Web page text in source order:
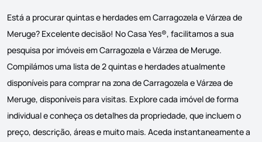
Está a procurar quintas e herdades em Carragozela e Várzea de
Meruge? Excelente decisão! No Casa Yes®, facilitamos a sua
pesquisa por imóveis em Carragozela e Várzea de Meruge.
Compilámos uma lista de 2 quintas e herdades atualmente
disponíveis para comprar na zona de Carragozela e Várzea de
Meruge, disponíveis para visitas. Explore cada imóvel de forma
individual e conheça os detalhes da propriedade, que incluem o
preço, descrição, áreas e muito mais. Aceda instantaneamente a